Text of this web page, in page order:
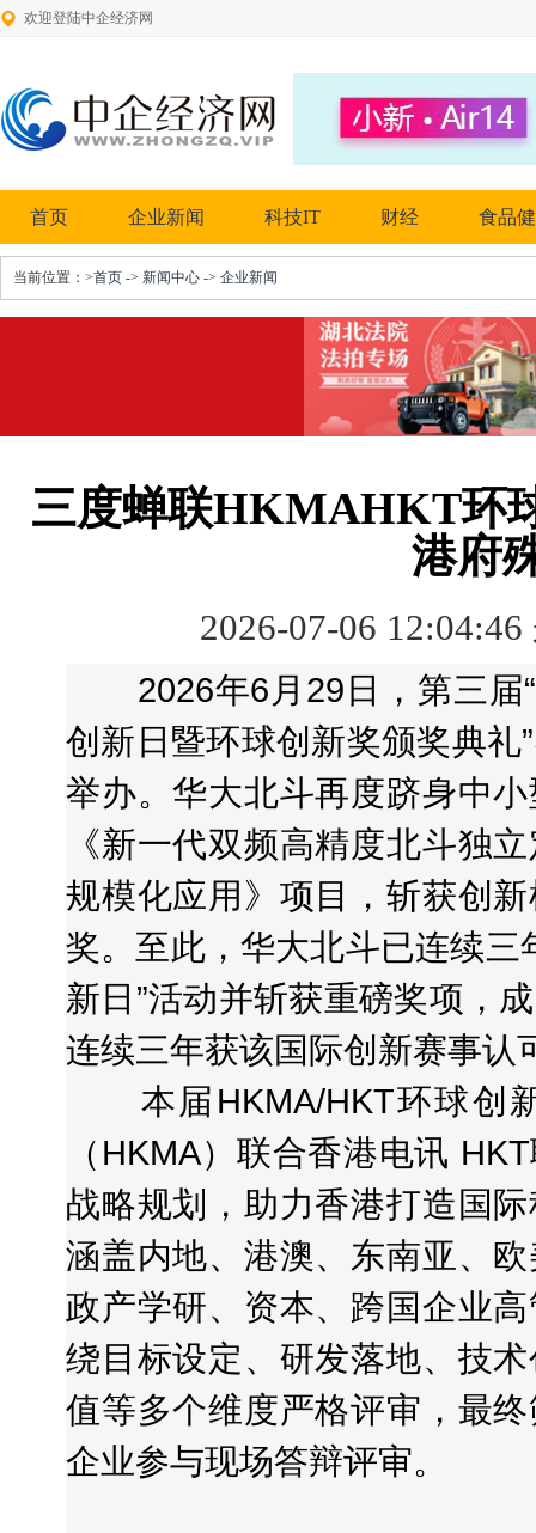
欢迎登陆中企经济网
首页 企业新闻 科技IT 财经 食品
当前位置： >首页 -> 新闻中心 -> 企业新闻
三度蝉联HKMAHKT环
港府
2026-07-06
2026年6月29日，第三届
创新日暨环球创新奖颁奖典礼
举办。华大北斗再度跻身中
《新一代双频高精度北斗独
规模化应用》项目，斩获创
奖。至此，华大北斗已连续三
新日”活动并斩获重磅奖项，
连续三年获该国际创新赛事认
本届HKMA/HKT环球创
（HKMA）联合香港电讯
战略规划，助力香港打造国
涵盖内地、港澳、东南亚、
政产学研、资本、跨国企业
绕目标设定、研发落地、技
值等多个维度严格评审，最
企业参与现场答辩评审。